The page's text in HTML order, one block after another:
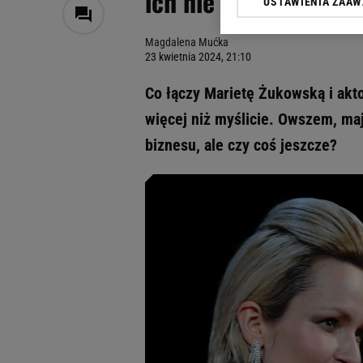
Magdalena Mućka
23 kwietnia 2024, 21:10
Co łączy Marietę Żukowską i
więcej niż myślicie. Owszem,
biznesu, ale czy coś jeszcze?
Klikając „Akceptuję”
odnośnik „Ustawienia
My, nasi Zaufani
Użycie dokładnych
Przechowywanie